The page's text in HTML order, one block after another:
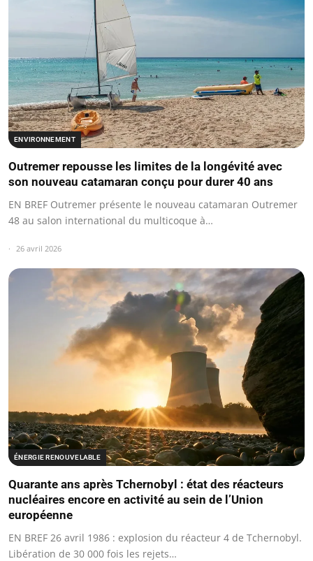
ENVIRONNEMENT
Outremer repousse les limites de la longévité avec
son nouveau catamaran conçu pour durer 40 ans
EN BREF Outremer présente le nouveau catamaran Outremer
48 au salon international du multicoque à…
26 avril 2026
ÉNERGIE RENOUVELABLE
Quarante ans après Tchernobyl : état des réacteurs
nucléaires encore en activité au sein de l’Union
européenne
EN BREF 26 avril 1986 : explosion du réacteur 4 de Tchernobyl.
Libération de 30 000 fois les rejets…